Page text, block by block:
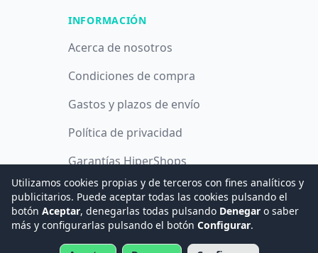
INFORMACIÓN
Acerca de nosotros
Condiciones de compra
Gastos y plazos de envío
Política de privacidad
Garantías HiperShops
Política de cookies
Utilizamos cookies propias y de terceros con fines analíticos y
publicitarios. Puede aceptar todas las cookies pulsando el
botón Aceptar, denegarlas todas pulsando Denegar o saber
más y configurarlas pulsando el botón Configurar.